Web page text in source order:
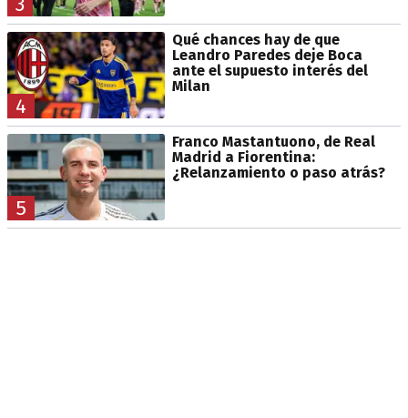
4
Qué chances hay de que
Leandro Paredes deje Boca
ante el supuesto interés del
Milan
5
Franco Mastantuono, de Real
Madrid a Fiorentina:
¿Relanzamiento o paso atrás?